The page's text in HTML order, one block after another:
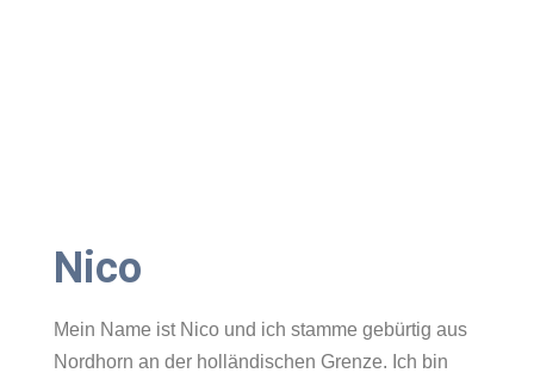
Nico
Mein Name ist Nico und ich stamme gebürtig aus
Nordhorn an der holländischen Grenze. Ich bin